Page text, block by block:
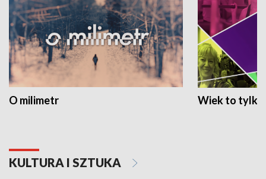
O milimetr Wiek to tylko
KULTURA I SZTUKA